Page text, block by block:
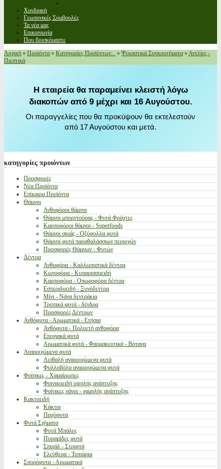
Χονδρική
Γεωπονικές Συμβουλές
Τα νέα μας
Επικοινωνία
Που βρισκόμαστε
Αρχική » Προϊόντα » Κατηγορίες Προϊόντων... » Ψεκαστικά Συγκροτήματα »Αντλίες -
Πιεστικά
Η εταιρεία θα παραμείνει κλειστή λόγω
διακοπών από 9 μέχρι και 16 Αυγούστου.
Οι παραγγελίες που θα προκύψουν θα εκτελεστούν
από 17 Αυγούστου και μετά.
κατηγορίες προιόντων
Προσφορές
Νέα Προϊόντα
Επίκαιρα Προϊόντα
Θάμνοι
Ανθοφόροι θάμνοι
Θάμνοι μπορντούρας - Φυτά Φράχτες
Καρποφόροι θάμνοι - Superfoods
Θάμνοι σκιάς - Οξύφυλλα φυτά
Θάμνοι φυτά παραθαλάσσιων περιοχών
Προσφορές Θάμνων - Φυτών
Δέντρα
Ανθοφόρα - Καλλωπιστικά δέντρα
Κωνοφόρα - Κυπαρισσοειδή
Καρποφόρα - Οπωροφόρα δέντρα
Εσπεριδοειδή - Ξυνόδεντρα
Μίνι - Νάνα δεντράκια
Τροπικά φυτά - δένδρα
Προσφορές Δέντρων
Ανθόφυτα - Αρωματικά - Ετήσια
Ανθόφυτα - Πολυετή ανθοφόρα
Εποχιακά φυτά
Αρωματικά φυτά - Φαρμακευτικά - Βότανα
Αναρριχώμενα φυτά
Αειθαλή αναρριχώμενα φυτά
Φυλλοβόλα αναρριχώμενα φυτά
Φοίνικες - Χαμαίρωπες
Φοινικοειδή υψηλής ανάπτυξης
Φοίνικες νάνοι - χαμηλής ανάπτυξης
Κακτοειδή
Κάκτοι
Παχύφυτα
Φυτά Σχήματα
Φυτά Μπάλες
Πυραμίδες φυτά
Σπιράλ - Στριφτά
Ελεύθερα - Τοπιάρια
Σπορόφυτα - Αρωματικά